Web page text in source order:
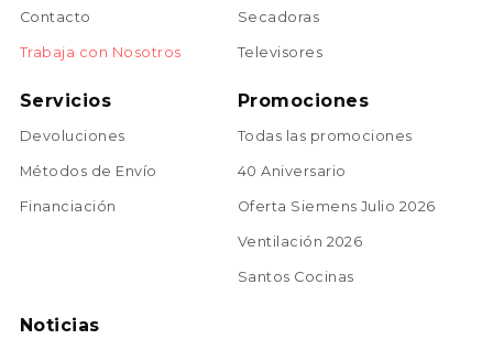
Contacto
Trabaja con Nosotros
Secadoras
Televisores
Servicios
Devoluciones
Métodos de Envío
Financiación
Promociones
Todas las promociones
40 Aniversario
Oferta Siemens Julio 2026
Ventilación 2026
Santos Cocinas
Noticias